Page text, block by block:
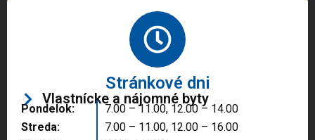
Stránkové dni
Vlastnícke a nájomné byty
Pondelok:
Streda:
7.00 – 11.00, 12.00 – 14.00
7.00 – 11.00, 12.00 – 16.00